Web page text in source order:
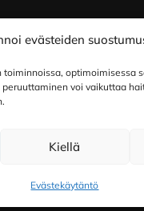
evästeiden
optimoimisessa
voi vaikuttaa
Kiellä
Evästekäytäntö